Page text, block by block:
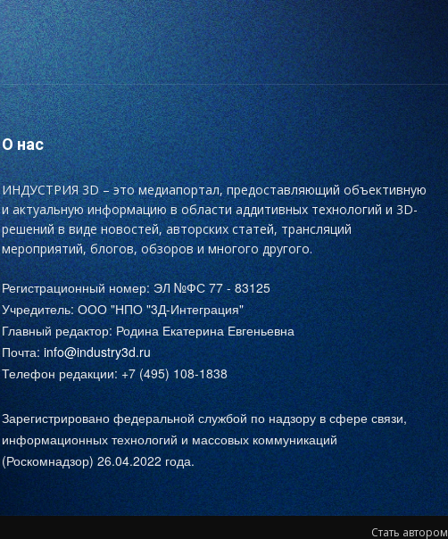
О нас
ИНДУСТРИЯ 3D – это медиапортал, предоставляющий объективную
и актуальную информацию в области аддитивных технологий и 3D-
решений в виде новостей, авторских статей, трансляций
мероприятий, блогов, обзоров и многого другого.
Регистрационный номер: ЭЛ №ФС 77 - 83125
Учредитель: ООО "НПО "3Д-Интеграция"
Главный редактор: Родина Екатерина Евгеньевна
Почта:info@industry3d.ru
Телефон редакции: +7 (495) 108-1838
Зарегистрировано федеральной службой по надзору в сфере связи,
информационных технологий и массовых коммуникаций
(Роскомнадзор) 26.04.2022 года.
Стать автором